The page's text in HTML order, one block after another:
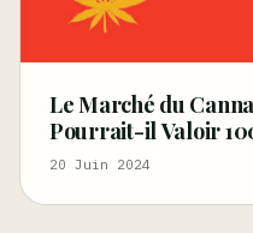
Le Marché du
Pourrait-il Valoir
d’ici 5 Ans ?
20 Juin 2024